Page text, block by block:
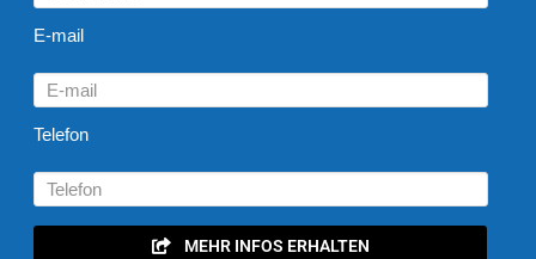
E-mail
Telefon
MEHR INFOS ERHALTEN